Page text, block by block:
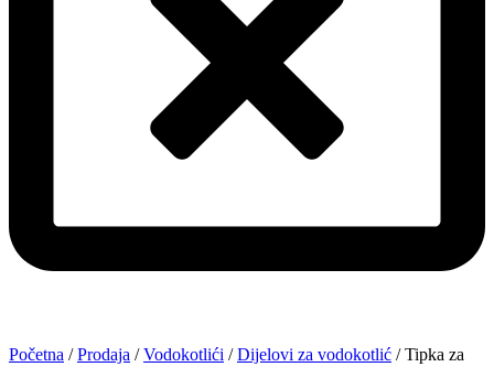
Početna /Prodaja /Vodokotlići /Dijelovi za vodokotlić / Tipka za